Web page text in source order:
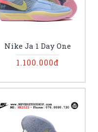
Nike Ja 1 Day One
1.100.000đ